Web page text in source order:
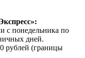
с понедельника по
дней.
рублей (границы